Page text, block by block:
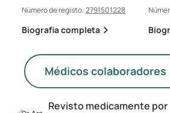
Revisto medicamente por
Número de registo:2791501228
Biografia completa
Médicos colaboradores